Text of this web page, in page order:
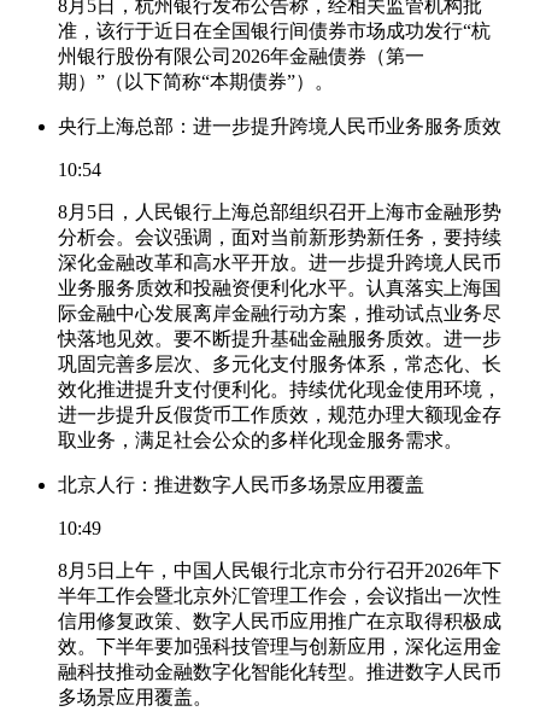
8月5日，杭州银行发布公告称，经相关监管机构批
准，该行于近日在全国银行间债券市场成功发行“杭
州银行股份有限公司2026年金融债券（第一
期）”（以下简称“本期债券”）。
央行上海总部：进一步提升跨境人民币业务服务质效
10:54
8月5日，人民银行上海总部组织召开上海市金融形势
分析会。会议强调，面对当前新形势新任务，要持续
深化金融改革和高水平开放。进一步提升跨境人民币
业务服务质效和投融资便利化水平。认真落实上海国
际金融中心发展离岸金融行动方案，推动试点业务尽
快落地见效。要不断提升基础金融服务质效。进一步
巩固完善多层次、多元化支付服务体系，常态化、长
效化推进提升支付便利化。持续优化现金使用环境，
进一步提升反假货币工作质效，规范办理大额现金存
取业务，满足社会公众的多样化现金服务需求。
北京人行：推进数字人民币多场景应用覆盖
10:49
8月5日上午，中国人民银行北京市分行召开2026年下
半年工作会暨北京外汇管理工作会，会议指出一次性
信用修复政策、数字人民币应用推广在京取得积极成
效。下半年要加强科技管理与创新应用，深化运用金
融科技推动金融数字化智能化转型。推进数字人民币
多场景应用覆盖。